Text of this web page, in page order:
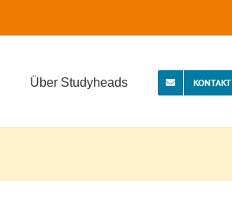
Über Studyheads KONTAKT